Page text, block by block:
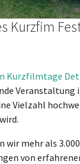
Kurzfim
Kurzfilmtage
Veranstaltung
Vielzahl
wir mehr als 3.000
von